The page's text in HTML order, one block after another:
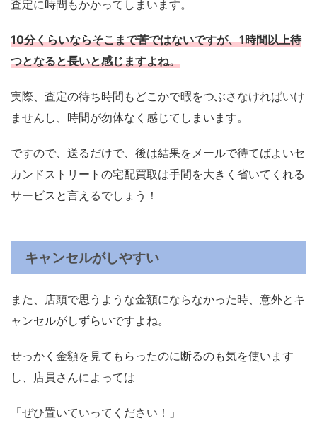
査定に時間もかかってしまいます。
10分くらいならそこまで苦ではないですが、1時間以上待
つとなると長いと感じますよね。
実際、査定の待ち時間もどこかで暇をつぶさなければいけ
ませんし、時間が勿体なく感じてしまいます。
ですので、送るだけで、後は結果をメールで待てばよいセ
カンドストリートの宅配買取は手間を大きく省いてくれる
サービスと言えるでしょう！
キャンセルがしやすい
また、店頭で思うような金額にならなかった時、意外とキ
ャンセルがしずらいですよね。
せっかく金額を見てもらったのに断るのも気を使います
し、店員さんによっては
「ぜひ置いていってください！」